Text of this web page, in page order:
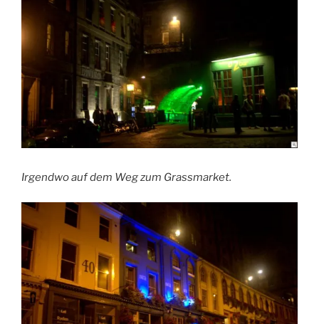
Irgendwo auf dem Weg zum Grassmarket.